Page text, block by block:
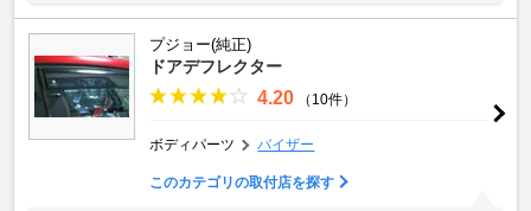
プジョー(純正)
ドアデフレクター
4.20 （10件）
ボディパーツ バイザー
このカテゴリの取付店を探す